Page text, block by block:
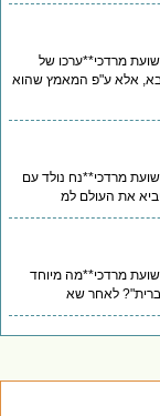
מרדכי**ערכו של
אלא ע"פ המאמץ שהוא
מרדכי**נח נולד עם
את העולם למ
מרדכי**מה מיוחד
לאחר שא